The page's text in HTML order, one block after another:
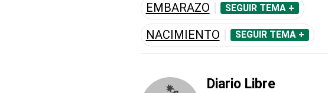
EMBARAZO SEGUIR TEMA +
NACIMIENTO SEGUIR TEMA +
Diario Libre